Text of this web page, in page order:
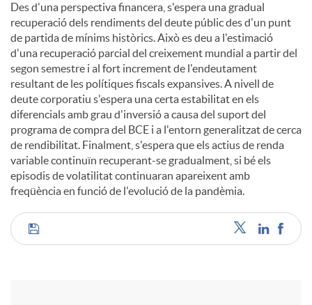
Des d'una perspectiva financera, s'espera una gradual
recuperació dels rendiments del deute públic des d'un punt
de partida de mínims històrics. Això es deu a l'estimació
d'una recuperació parcial del creixement mundial a partir del
segon semestre i al fort increment de l'endeutament
resultant de les polítiques fiscals expansives. A nivell de
deute corporatiu s'espera una certa estabilitat en els
diferencials amb grau d'inversió a causa del suport del
programa de compra del BCE i a l'entorn generalitzat de cerca
de rendibilitat. Finalment, s'espera que els actius de renda
variable continuïn recuperant-se gradualment, si bé els
episodis de volatilitat continuaran apareixent amb
freqüència en funció de l'evolució de la pandèmia.
C